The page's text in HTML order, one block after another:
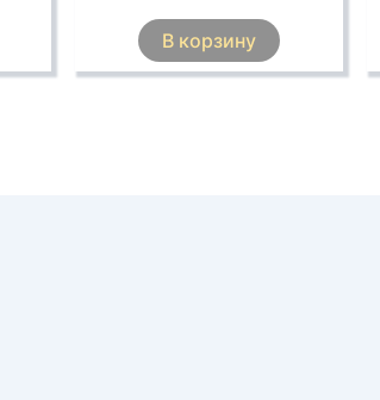
В корзину